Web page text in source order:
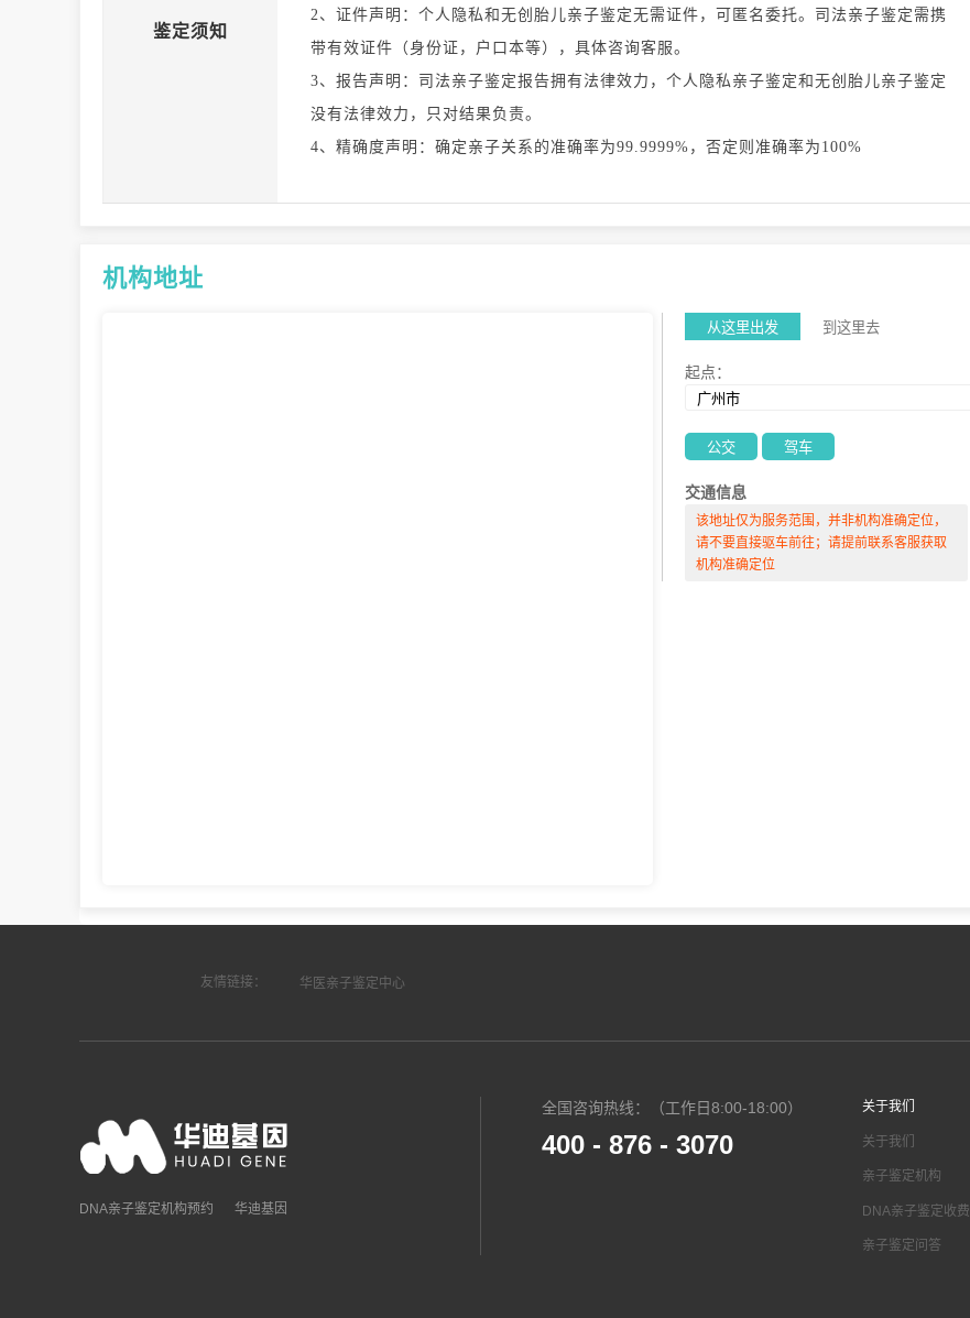
鉴定须知
2、证件声明：个人隐私和无创胎儿亲子鉴定无需证件，可匿名委托。司法亲子鉴定需携
带有效证件（身份证，户口本等），具体咨询客服。
3、报告声明：司法亲子鉴定报告拥有法律效力，个人隐私亲子鉴定和无创胎儿亲子鉴定
没有法律效力，只对结果负责。
4、精确度声明：确定亲子关系的准确率为99.9999%，否定则准确率为100%
机构地址
从这里出发 到这里去
起点 ：
公交 驾车
交通信息
该地址仅为服务范围，并非机构准确定位，
请不要直接驱车前往；请提前联系客服获取
机构准确定位
友情链接： 华医亲子鉴定中心
DNA亲子鉴定机构预约 华迪基因
全国咨询热线：（工作日8:00-18:00）
400 - 876 - 3070
关于我们
关于我们
亲子鉴定机构
DNA亲子鉴定收费
亲子鉴定问答